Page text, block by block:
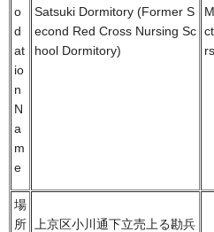
o
d
at
io
n
N
a
m
e
Satsuki Dormitory (Former S
econd Red Cross Nursing Sc
hool Dormitory)
場
所
上京区小川通下立売上る勘兵